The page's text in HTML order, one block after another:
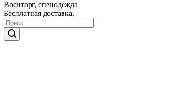
Военторг, спецодежда
Бесплатная доставка.